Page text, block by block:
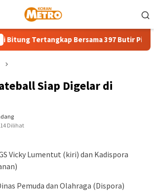
Tertangkap Bersama 397 Butir Pil Obat
Siap Digelar di
Dilihat
Vicky Lumentut (kiri) dan Kadispora
Pemuda dan Olahraga (Dispora)